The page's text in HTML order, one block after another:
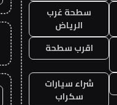
سطحة غرب
الرياض
اقرب سطحة
شراء سيارات
سكراب